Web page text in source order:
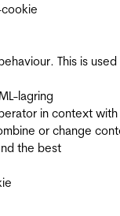
cookie
This is
lagring
in context with
or change
the best